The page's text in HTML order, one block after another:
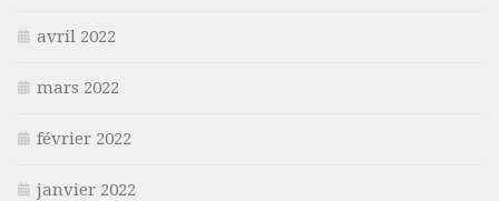
avril 2022
mars 2022
février 2022
janvier 2022